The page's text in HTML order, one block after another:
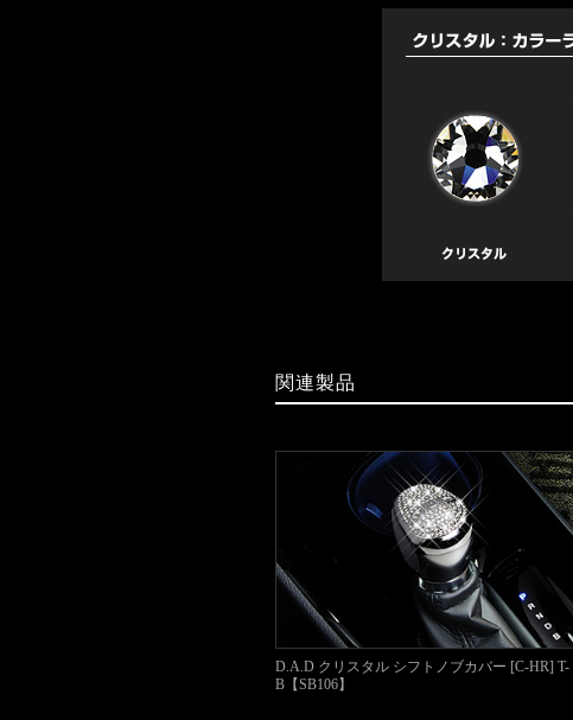
関連製品
D.A.D クリスタル シフトノブカバー [C-HR] T-
B【SB106】